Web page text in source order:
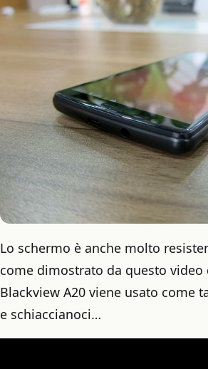
Lo schermo è anche molto
come dimostrato da questo video
Blackview A20 viene usato come
e schiaccianoci…